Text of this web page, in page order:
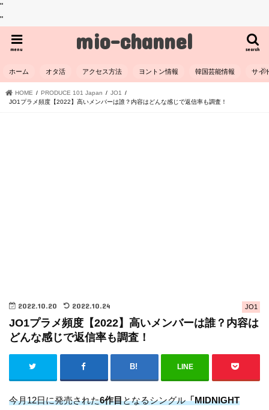
"
"
mio-channel search
menu
ホーム オタ活 アクセス方法 ヨントン情報 韓国芸能情報 サイ
HOME PRODUCE 101 Japan
JO1
JO1プラメ頻度【2022】高いメンバーは誰？内容はどんな感じで返信率も調査！
JO1
2022.10.20 2022.10.24
JO1プラメ頻度【2022】高いメンバーは誰？内容は
どんな感じで返信率も調査！
LINE
今月12日に発売された6作目となるシングル「MIDNIGHT